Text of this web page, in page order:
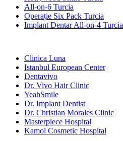
All-on-6 Turcia
Operație Six Pack Turcia
Implant Dentar All-on-4 Turcia
Clinica Luna
Istanbul European Center
Dentavivo
Dr. Vivo Hair Clinic
YeahSmile
Dr. Implant Dentist
Dr. Christian Morales Clinic
Masterpiece Hospital
Kamol Cosmetic Hospital